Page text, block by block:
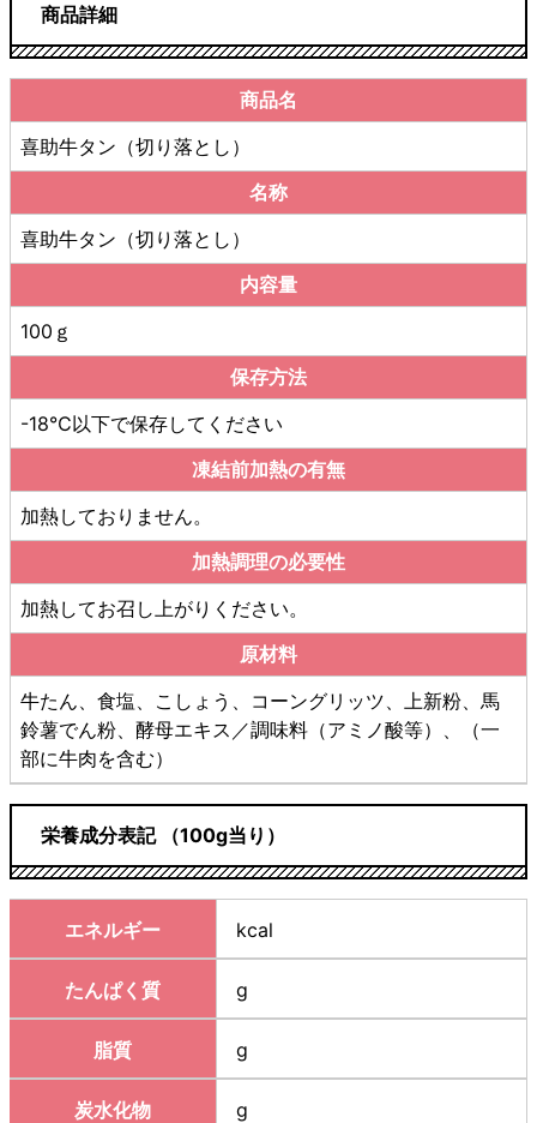
商品詳細
商品名
喜助牛タン（切り落とし）
名称
喜助牛タン（切り落とし）
内容量
100ｇ
保存方法
-18℃以下で保存してください
凍結前加熱の有無
加熱しておりません。
加熱調理の必要性
加熱してお召し上がりください。
原材料
牛たん、食塩、こしょう、コーングリッツ、上新粉、馬
鈴薯でん粉、酵母エキス／調味料（アミノ酸等）、（一
部に牛肉を含む）
栄養成分表記 （100g当り）
エネルギー
たんぱく質
脂質
炭水化物
kcal
g
g
g